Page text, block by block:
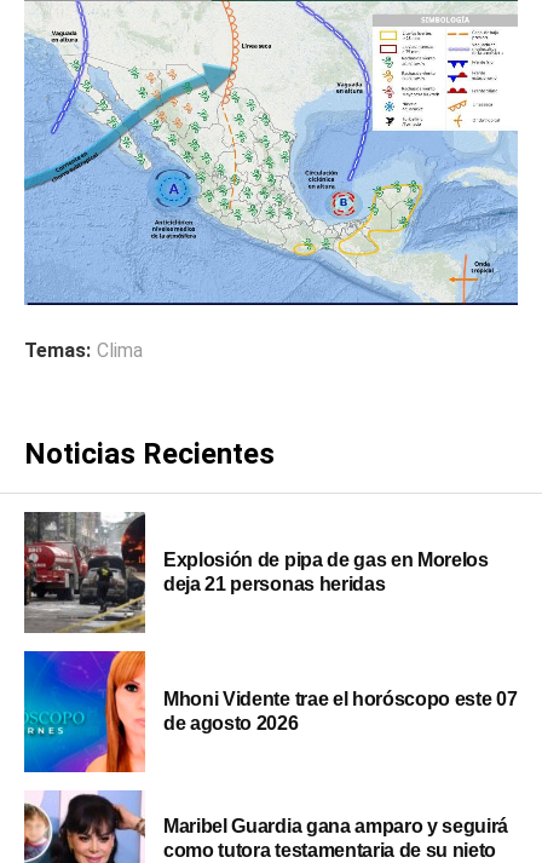
Temas: Clima
Noticias Recientes
Explosión de pipa de gas en Morelos
deja 21 personas heridas
Mhoni Vidente trae el horóscopo este 07
de agosto 2026
Maribel Guardia gana amparo y seguirá
como tutora testamentaria de su nieto